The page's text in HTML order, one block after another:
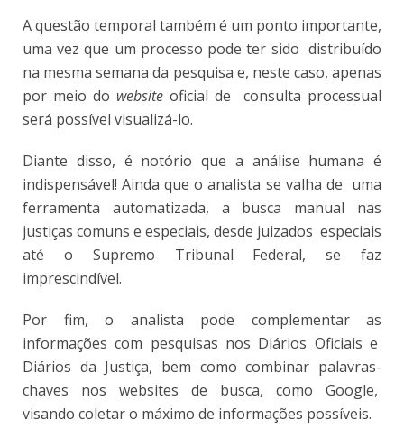
A questão temporal também é um ponto importante,
uma vez que um processo pode ter sido distribuído
na mesma semana da pesquisa e, neste caso, apenas
por meio do website oficial de consulta processual
será possível visualizá-lo.
Diante disso, é notório que a análise humana é
indispensável! Ainda que o analista se valha de uma
ferramenta automatizada, a busca manual nas
justiças comuns e especiais, desde juizados especiais
até o Supremo Tribunal Federal, se faz
imprescindível.
Por fim, o analista pode complementar as
informações com pesquisas nos Diários Oficiais e
Diários da Justiça, bem como combinar palavras-
chaves nos websites de busca, como Google,
visando coletar o máximo de informações possíveis.